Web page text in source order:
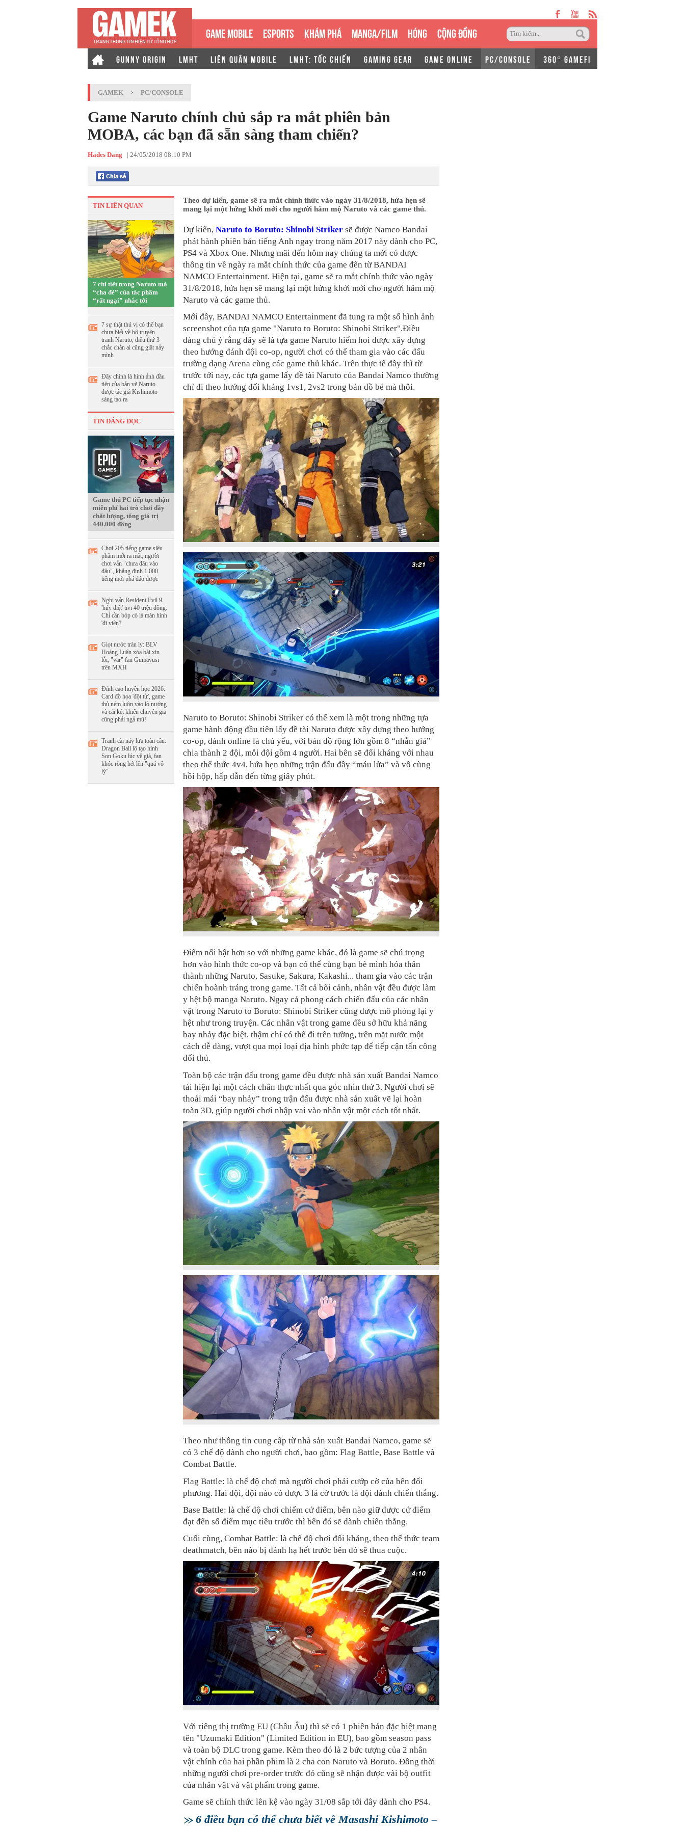
GAME MOBILE ESPORTS KHÁM PHÁ MANGA/FILM HÓNG CỘNG ĐỒNG
GUNNY ORIGIN LMHT LIÊN QUÂN MOBILE LMHT: TỐC CHIẾN GAMING GEAR GAME ONLINE PC/CONSOLE 360° GAMEFI
GAMEK › PC/CONSOLE
Game Naruto chính chủ sắp ra mắt phiên bản
MOBA, các bạn đã sẵn sàng tham chiến?
Hades Dang | 24/05/2018 08:10 PM
TIN LIÊN QUAN
7 chi tiết trong Naruto mà
“cha đẻ” của tác phẩm
“rất ngại” nhắc tới
7 sự thật thú vị có thể bạn
chưa biết về bộ truyện
tranh Naruto, điều thứ 3
chắc chắn ai cũng giật nảy
mình
Đây chính là hình ảnh đầu
tiên của bản vẽ Naruto
được tác giả Kishimoto
sáng tạo ra
TIN ĐÁNG ĐỌC
Game thủ PC tiếp tục nhận
miễn phí hai trò chơi đầy
chất lượng, tổng giá trị
440.000 đồng
Chơi 205 tiếng game siêu
phẩm mới ra mắt, người
chơi vẫn "chưa đâu vào
đâu", khẳng định 1.000
tiếng mới phá đảo được
Nghi vấn Resident Evil 9
'hủy diệt' tivi 40 triệu đồng:
Chỉ cần bóp cò là màn hình
'đi viện'!
Giọt nước tràn ly: BLV
Hoàng Luân xóa bài xin
lỗi, "var" fan Gumayusi
trên MXH
Đỉnh cao huyền học 2026:
Card đồ họa 'đột tử', game
thủ ném luôn vào lò nướng
và cái kết khiến chuyên gia
cũng phải ngả mũ!
Tranh cãi nảy lửa toàn cầu:
Dragon Ball lộ tạo hình
Son Goku lúc về già, fan
khóc ròng hét lên "quá vô
lý"
Theo dự kiến, game sẽ ra mắt chính thức vào ngày 31/8/2018, hứa hẹn sẽ
mang lại một hứng khởi mới cho người hâm mộ Naruto và các game thủ.
Dự kiến, Naruto to Boruto: Shinobi Striker sẽ được Namco Bandai
phát hành phiên bản tiếng Anh ngay trong năm 2017 này dành cho PC,
PS4 và Xbox One. Nhưng mãi đến hôm nay chúng ta mới có được
thông tin về ngày ra mắt chính thức của game đến từ BANDAI
NAMCO Entertainment. Hiện tại, game sẽ ra mắt chính thức vào ngày
31/8/2018, hứa hẹn sẽ mang lại một hứng khởi mới cho người hâm mộ
Naruto và các game thủ.
Mới đây, BANDAI NAMCO Entertainment đã tung ra một số hình ảnh
screenshot của tựa game "Naruto to Boruto: Shinobi Striker".Điều
đáng chú ý rằng đây sẽ là tựa game Naruto hiếm hoi được xây dựng
theo hướng đánh đội co-op, người chơi có thể tham gia vào các đấu
trường dạng Arena cùng các game thủ khác. Trên thực tế đây thì từ
trước tới nay, các tựa game lấy đề tài Naruto của Bandai Namco thường
chỉ đi theo hướng đối kháng 1vs1, 2vs2 trong bản đồ bé mà thôi.
Naruto to Boruto: Shinobi Striker có thể xem là một trong những tựa
game hành động đầu tiên lấy đề tài Naruto được xây dựng theo hướng
co-op, đánh online là chủ yếu, với bản đồ rộng lớn gồm 8 “nhẫn giả”
chia thành 2 đội, mỗi đội gồm 4 người. Hai bên sẽ đối kháng với nhau
theo thể thức 4v4, hứa hẹn những trận đấu đầy “máu lửa” và vô cùng
hồi hộp, hấp dẫn đến từng giây phút.
Điểm nổi bật hơn so với những game khác, đó là game sẽ chú trọng
hơn vào hình thức co-op và bạn có thể cùng bạn bè mình hóa thân
thành những Naruto, Sasuke, Sakura, Kakashi... tham gia vào các trận
chiến hoành tráng trong game. Tất cả bối cảnh, nhân vật đều được làm
y hệt bộ manga Naruto. Ngay cả phong cách chiến đấu của các nhân
vật trong Naruto to Boruto: Shinobi Striker cũng được mô phỏng lại y
hệt như trong truyện. Các nhân vật trong game đều sở hữu khả năng
bay nhảy đặc biệt, thậm chí có thể đi trên tường, trên mặt nước một
cách dễ dàng, vượt qua mọi loại địa hình phức tạp để tiếp cận tấn công
đối thủ.
Toàn bộ các trận đấu trong game đều được nhà sản xuất Bandai Namco
tái hiện lại một cách chân thực nhất qua góc nhìn thứ 3. Người chơi sẽ
thoải mái “bay nhảy” trong trận đấu được nhà sản xuất vẽ lại hoàn
toàn 3D, giúp người chơi nhập vai vào nhân vật một cách tốt nhất.
Theo như thông tin cung cấp từ nhà sản xuất Bandai Namco, game sẽ
có 3 chế độ dành cho người chơi, bao gồm: Flag Battle, Base Battle và
Combat Battle.
Flag Battle: là chế độ chơi mà người chơi phải cướp cờ của bên đối
phương. Hai đội, đội nào có được 3 lá cờ trước là đội dành chiến thắng.
Base Battle: là chế độ chơi chiếm cứ điểm, bên nào giữ được cứ điểm
đạt đến số điểm mục tiêu trước thì bên đó sẽ dành chiến thắng.
Cuối cùng, Combat Battle: là chế độ chơi đối kháng, theo thể thức team
deathmatch, bên nào bị đánh hạ hết trước bên đó sẽ thua cuộc.
Với riêng thị trường EU (Châu Âu) thì sẽ có 1 phiên bản đặc biệt mang
tên "Uzumaki Edition" (Limited Edition in EU), bao gồm season pass
và toàn bộ DLC trong game. Kèm theo đó là 2 bức tượng của 2 nhân
vật chính của hai phần phim là 2 cha con Naruto và Boruto. Đồng thời
những người chơi pre-order trước đó cũng sẽ nhận được vài bộ outfit
của nhân vật và vật phẩm trong game.
Game sẽ chính thức lên kệ vào ngày 31/08 sắp tới đây dành cho PS4.
6 điều bạn có thể chưa biết về Masashi Kishimoto –